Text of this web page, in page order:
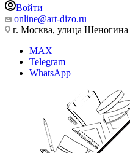
Войти
online@art-dizo.ru
г. Москва, улица Шеногина
MAX
Telegram
WhatsApp